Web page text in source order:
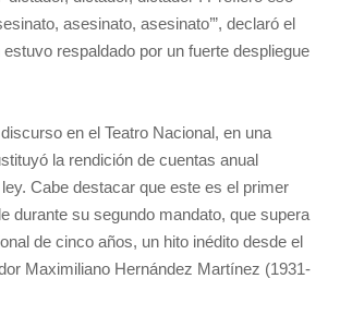
asesinato, asesinato’”, declaró el
respaldado por un fuerte despliegue
en el Teatro Nacional, en una
la rendición de cuentas anual
Cabe destacar que este es el primer
durante su segundo mandato, que supera
de cinco años, un hito inédito desde el
Maximiliano Hernández Martínez (1931-